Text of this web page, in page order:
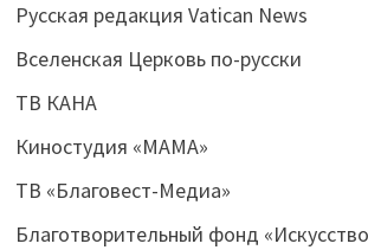
Русская редакция Vatican News
Вселенская Церковь по-русски
ТВ КАНА
Киностудия «МАМА»
ТВ «Благовест-Медиа»
Благотворительный фонд